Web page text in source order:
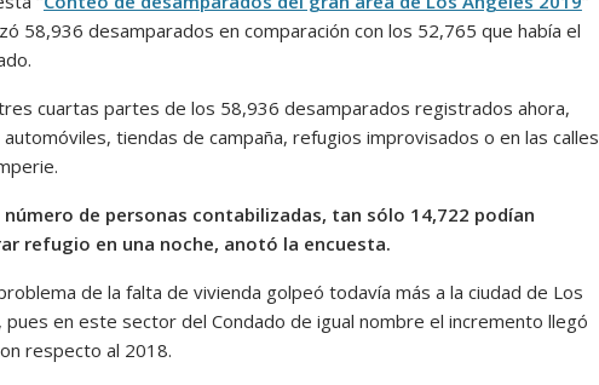
58,936 desamparados en comparación con los 52,765 que había el
cuartas partes de los 58,936 desamparados registrados ahora,
automóviles, tiendas de campaña, refugios improvisados o en las calles
número de personas contabilizadas, tan sólo 14,722 podían
refugio en una noche, anotó la encuesta.
de la falta de vivienda golpeó todavía más a la ciudad de Los
pues en este sector del Condado de igual nombre el incremento llegó
respecto al 2018.